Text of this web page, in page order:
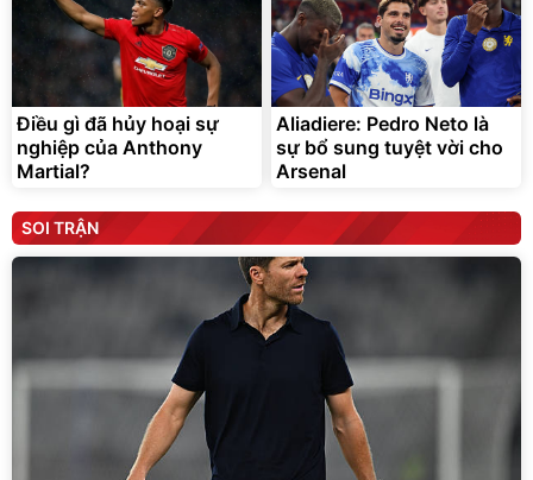
Điều gì đã hủy hoại sự
nghiệp của Anthony
Martial?
Aliadiere: Pedro Neto là
sự bổ sung tuyệt vời cho
Arsenal
SOI TRẬN